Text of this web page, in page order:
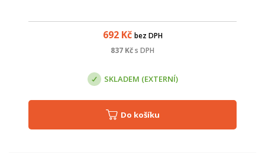
692Kč bez DPH
837 Kčs DPH
SKLADEM (EXTERNÍ)
Do košíku